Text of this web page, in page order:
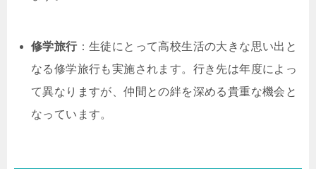
修学旅行：生徒にとって高校生活の大きな思い出と
なる修学旅行も実施されます。行き先は年度によっ
て異なりますが、仲間との絆を深める貴重な機会と
なっています。